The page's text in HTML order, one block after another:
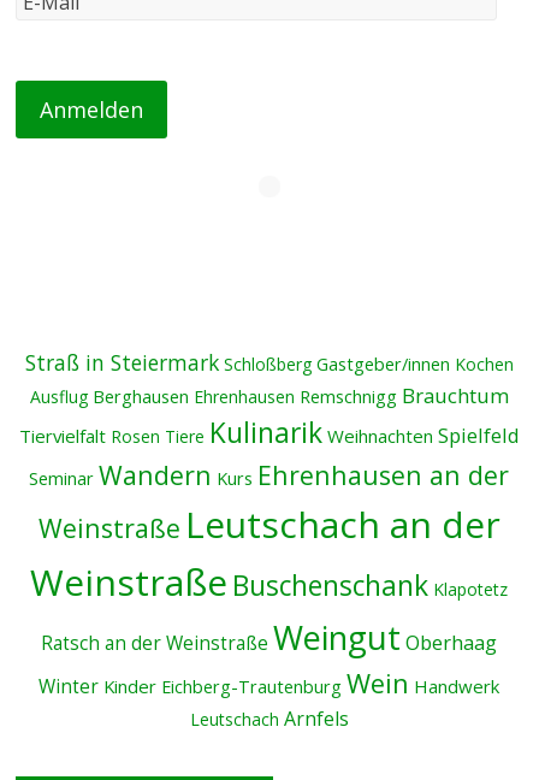
Straß in Steiermark Schloßberg Gastgeber/innen Kochen
Ausflug Berghausen Ehrenhausen Remschnigg Brauchtum
Tiervielfalt Rosen Tiere Kulinarik Weihnachten Spielfeld
Seminar Wandern Kurs Ehrenhausen an der
Weinstraße Leutschach an der
Weinstraße Buschenschank Klapotetz
Ratsch an der Weinstraße Weingut Oberhaag
Winter Kinder Eichberg-Trautenburg Wein Handwerk
Leutschach Arnfels